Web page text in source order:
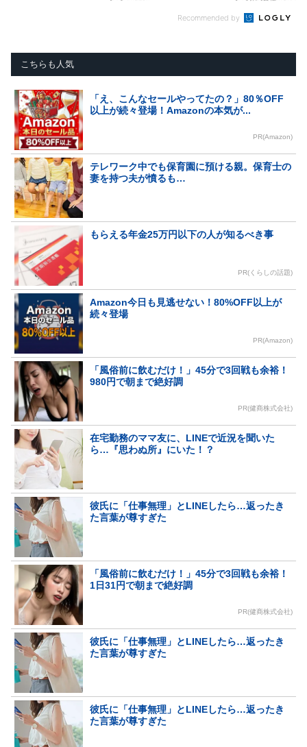
Recommended by
こちらも人気
「え、こんなセールやってたの？」80％OFF
以上が続々登場！Amazonの本気が...
PR(Amazon)
テレワーク中でも保育園に預ける親。保育士の
妻を持つ夫が憤るも…
もらえる年金25万円以下の人が知るべき事
PR(くらしの話題)
Amazon今日も見逃せない！80%OFF以上が
続々登場
PR(Amazon)
「風俗前に飲むだけ！」45分で3回戦も余裕！
980円で朝まで絶好調
PR(健商株式会社)
在宅勤務のママ友に、LINEで近況を聞いた
ら…『思わぬ所』にいた！？
彼氏に「仕事無理」とLINEしたら…返ったき
た言葉が尊すぎた
「風俗前に飲むだけ！」45分で3回戦も余裕！
1日31円で朝まで絶好調
PR(健商株式会社)
彼氏に「仕事無理」とLINEしたら…返ったき
た言葉が尊すぎた
彼氏に「仕事無理」とLINEしたら…返ったき
た言葉が尊すぎた